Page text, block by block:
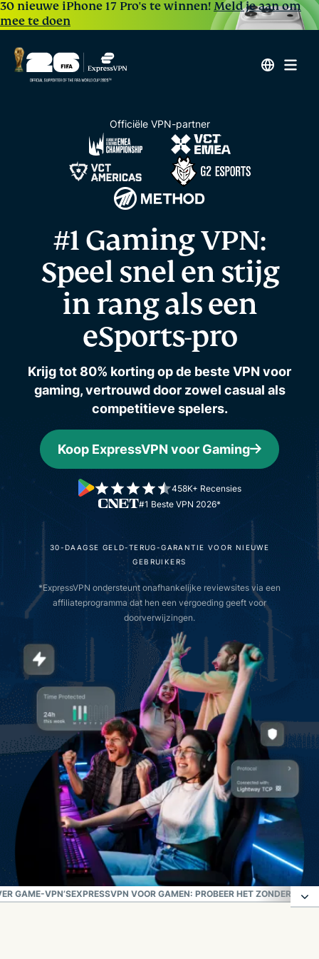
30 nieuwe iPhone 17 Pro's te winnen!Meld je aan om
mee te doen
Officiële VPN-partner
#1 Gaming VPN:
Speel snel en stijg
in rangals een
eSports-pro
Krijg tot 80% korting op de beste VPN voor
gaming, vertrouwd door zowel casual als
competitieve spelers.
Koop ExpressVPN voor Gaming
#1 Beste VPN 2026*
458K+ Recensies
30-DAAGSE GELD-TERUG-GARANTIE VOOR NIEUWE
GEBRUIKERS
*ExpressVPN ondersteunt onafhankelijke reviewsites via een
affiliateprogramma dat hen een vergoeding geeft voor
doorverwijzingen.
GAME-VPN’SEXPRESSVPN VOOR GAMEN: PROBEER HET ZONDER